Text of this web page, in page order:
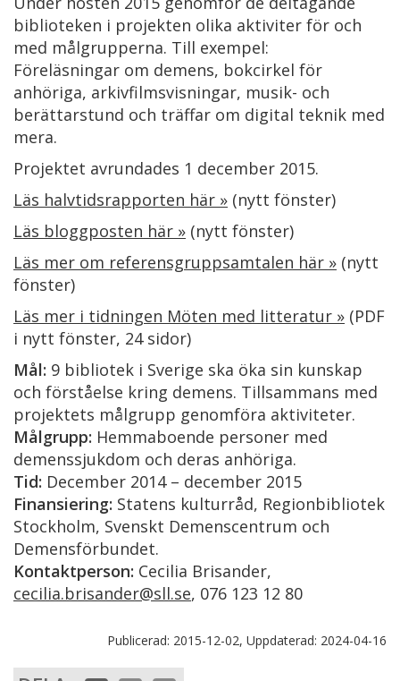
biblioteken i projekten olika aktiviter för och
med målgrupperna. Till exempel:
Föreläsningar om demens, bokcirkel för
anhöriga, arkivfilmsvisningar, musik- och
berättarstund och träffar om digital teknik med
mera.
Projektet avrundades 1 december 2015.
Läs halvtidsrapporten här » (nytt fönster)
Läs bloggposten här » (nytt fönster)
Läs mer om referensgruppsamtalen här » (nytt
fönster)
Läs mer i tidningen Möten med litteratur » (PDF
i nytt fönster, 24 sidor)
Mål: 9 bibliotek i Sverige ska öka sin kunskap
och förståelse kring demens. Tillsammans med
projektets målgrupp genomföra aktiviteter.
Målgrupp: Hemmaboende personer med
demenssjukdom och deras anhöriga.
Tid: December 2014 – december 2015
Finansiering: Statens kulturråd, Regionbibliotek
Stockholm, Svenskt Demenscentrum och
Demensförbundet.
Kontaktperson: Cecilia Brisander,
cecilia.brisander@sll.se, 076 123 12 80
Publicerad: 2015-12-02, Uppdaterad: 2024-04-16